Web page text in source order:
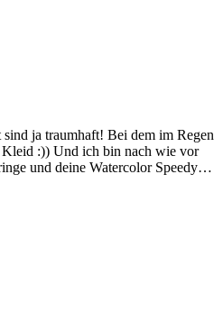
ja traumhaft! Bei dem im Regen
Kleid :)) Und ich bin nach wie vor
und deine Watercolor Speedy…